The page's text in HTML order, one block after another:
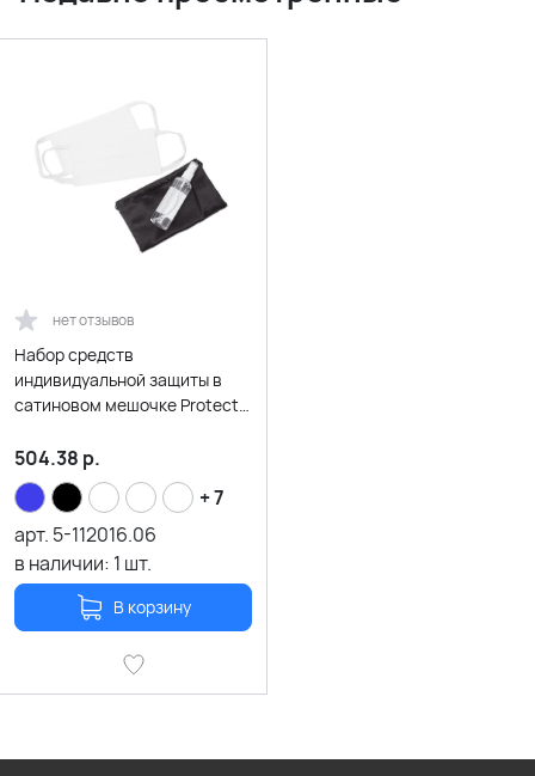
нет отзывов
Набор средств
индивидуальной защиты в
сатиновом мешочке Protect
504.38 р.
+ 7
арт. 5-112016.06
в наличии: 1 шт.
В корзину